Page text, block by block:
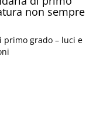
non sempre
primo grado – luci e